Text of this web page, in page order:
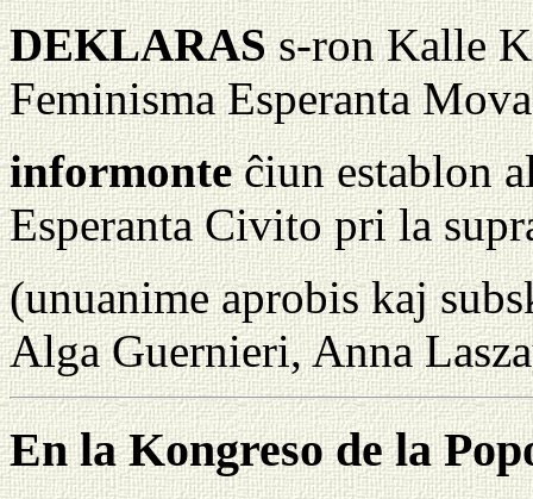
DEKLARASs-ron Kalle
Feminisma Esperanta
informonteĉiun establon
Esperanta Civito pri la
(unuanime aprobis kaj
Alga Guernieri, Anna
En la Kongreso de la